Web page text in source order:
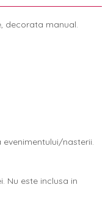
decorata manual.
nasterii.
Nu este inclusa in